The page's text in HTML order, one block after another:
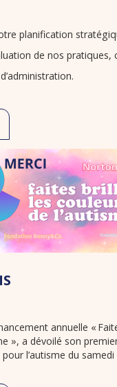
planification
de nos pratiques,
annuelle «
», a dévoilé son
l’autisme du